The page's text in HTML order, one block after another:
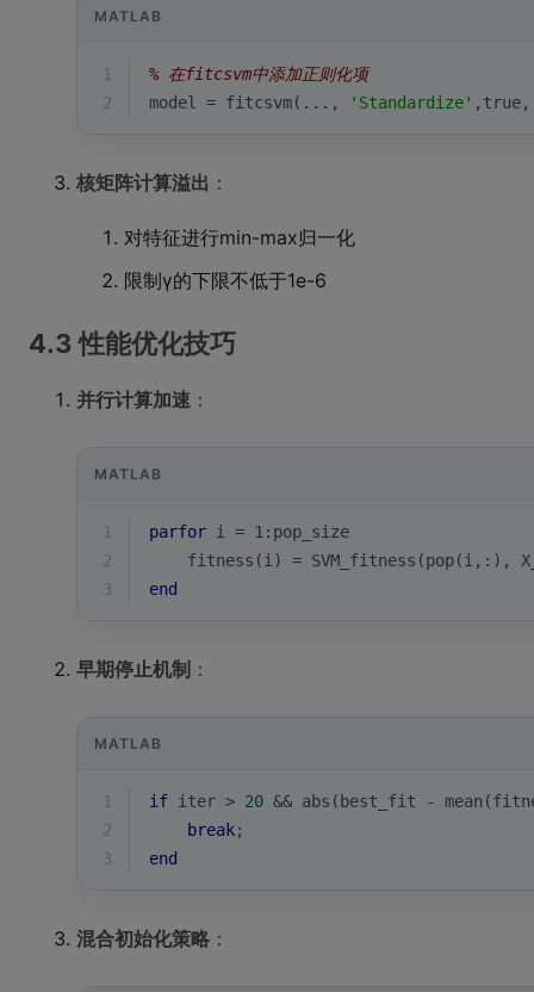
MATLAB
1
% 在fitcsvm中添加正则化项
2
model = fitcsvm(..., 'Standardize' , true
核矩阵计算溢出 ：
对特征进行min-max归一化
限制γ的下限不低于1e-6
4.3 性能优化技巧
并行计算加速 ：
MATLAB
1 parfor i = 1 :pop_size
2
    fitness(
i ) = SVM_fitness(pop( i ,:),
3
end
早期停止机制 ：
MATLAB
1 if iter > 20 && abs (best_fit - mean
2
break;
3
end
混合初始化策略 ：